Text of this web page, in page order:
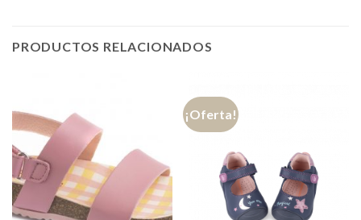
PRODUCTOS RELACIONADOS
¡Oferta!